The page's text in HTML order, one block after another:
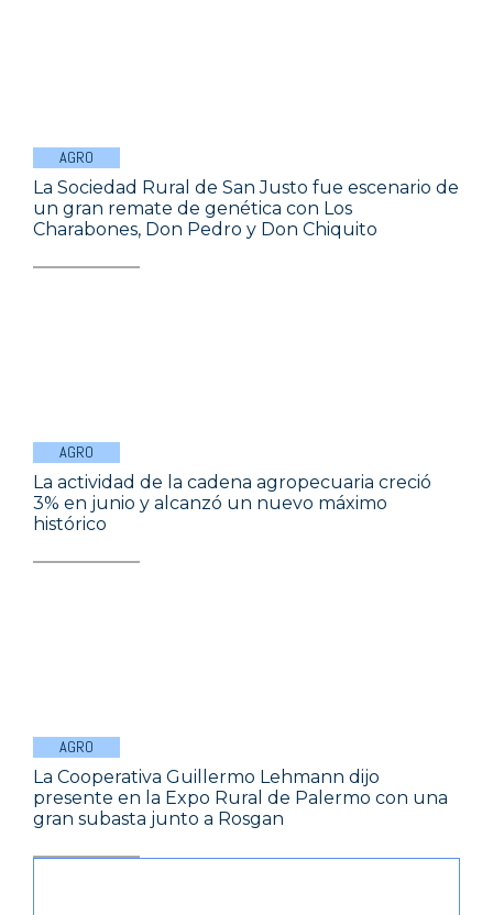
AGRO
La Sociedad Rural de San Justo fue escenario de
un gran remate de genética con Los
Charabones, Don Pedro y Don Chiquito
AGRO
La actividad de la cadena agropecuaria creció
3% en junio y alcanzó un nuevo máximo
histórico
AGRO
La Cooperativa Guillermo Lehmann dijo
presente en la Expo Rural de Palermo con una
gran subasta junto a Rosgan